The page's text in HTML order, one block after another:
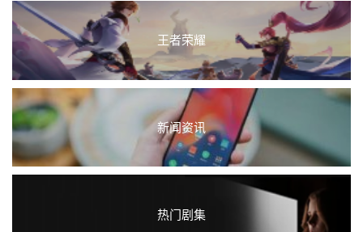
王者荣耀
新闻资讯
热门剧集